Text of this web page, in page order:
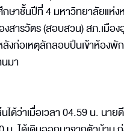
ษาชั้นปีที่ 4 มหาวิทยาลัยแห่ง
สารวัตร (สอบสวน) สภ.เมือ
ก่อเหตุลักลอบปีนเข้าห้องพั
มา
ได้ว่าเมื่อเวลา 04.59 น. น